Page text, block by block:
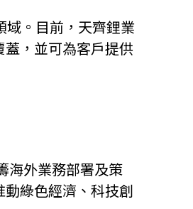
域。目前，天齊鋰業
，並可為客戶提供
海外業務部署及策
綠色經濟、科技創